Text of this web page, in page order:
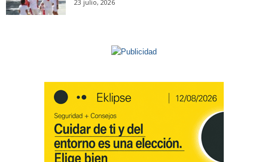
23 julio, 2026